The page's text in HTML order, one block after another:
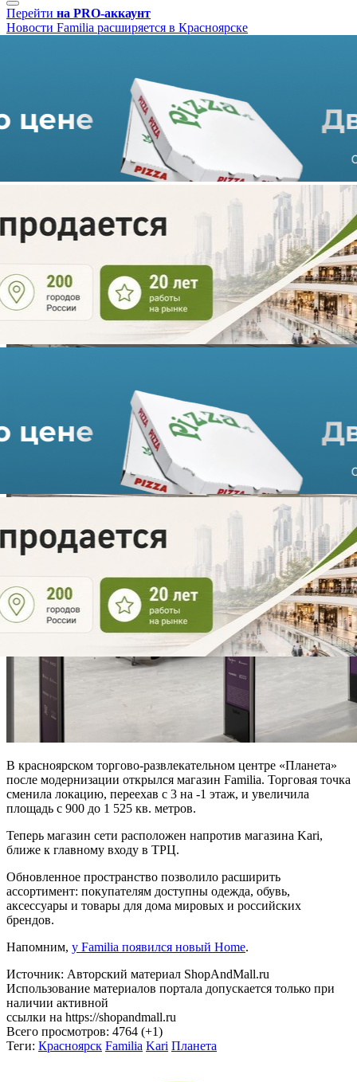
Перейти на PRO-аккаунт
Новости Familia расширяется в Красноярске
Familia расширяется в
Красноярске
19.05.2026 г. в 11:42
1 мин
после модернизации открылся магазин Familia. Торговая точка
сменила локацию, переехав с 3 на -1 этаж, и увеличила
площадь с 900 до 1 525 кв. метров.
ближе к главному входу в ТРЦ.
ассортимент: покупателям доступны одежда, обувь,
аксессуары и товары для дома мировых и российских
брендов.
Использование материалов портала допускается только при
наличии активной
ссылки на https://shopandmall.ru
Всего просмотров:4764 (+1)
Теги: Красноярск Familia Kari